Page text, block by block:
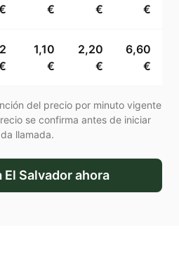
€
€
€
1,10
€
2,20
€
6,60
€
del precio por minuto vigente
se confirma antes de iniciar
llamada.
El Salvadorahora